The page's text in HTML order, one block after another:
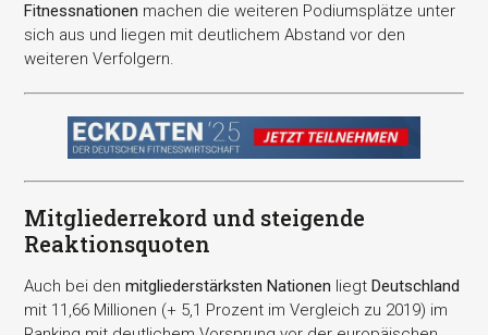
Fitnessnationen machen die weiteren Podiumsplätze unter
sich aus und liegen mit deutlichem Abstand vor den
weiteren Verfolgern.
Mitgliederrekord und steigende
Reaktionsquoten
Auch bei denmitgliederstärksten Nationen liegt Deutschland
mit 11,66 Millionen (+ 5,1 Prozent im Vergleich zu 2019) im